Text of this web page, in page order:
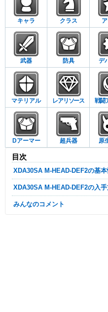
キャラ クラス
武器 防具 デ
マテリアル レアリソース 戦闘
Dアーマー 超兵器 原
目次
XDA30SA M-HEAD-DEF2の基
XDA30SA M-HEAD-DEF2の入
みんなのコメント